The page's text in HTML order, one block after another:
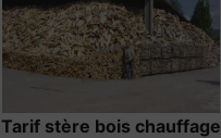
Tarif stère bois chauffage